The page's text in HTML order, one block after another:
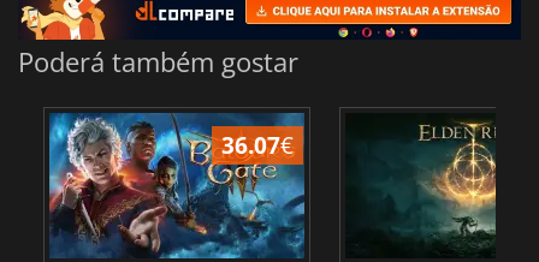
Poderá também gostar
36.07€